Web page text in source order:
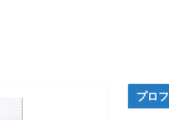
プロ